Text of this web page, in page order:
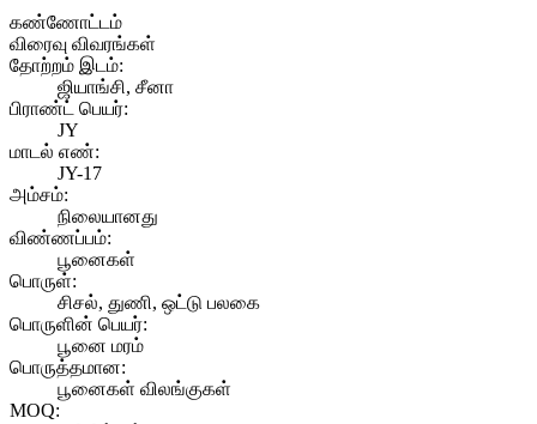
கண்ணோட்டம்
விரைவு விவரங்கள்
தோற்றம் இடம்:
ஜியாங்சி, சீனா
பிராண்ட் பெயர்:
JY
மாடல் எண்:
JY-17
அம்சம்:
நிலையானது
விண்ணப்பம்:
பூனைகள்
பொருள்:
சிசல், துணி, ஒட்டு பலகை
பொருளின் பெயர்:
பூனை மரம்
பொருத்தமான:
பூனைகள் விலங்குகள்
MOQ: